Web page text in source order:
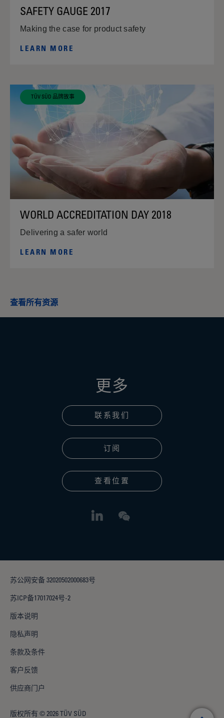
SAFETY GAUGE 2017
Making the case for product safety
LEARN MORE
TÜV SÜD 品牌故事
WORLD ACCREDITATION DAY 2018
Delivering a safer world
LEARN MORE
查看所有资源
更多
联系我们
订阅
查看位置
苏公网安备 32020502000683号
苏ICP备17017024号-2
版本说明
隐私声明
条款及条件
客户反馈
供应商门户
版权所有 © 2026 TÜV SÜD